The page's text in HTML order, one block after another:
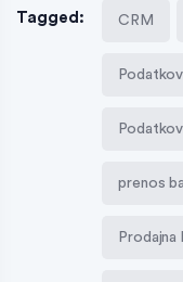
Tagged: CRM
prenos